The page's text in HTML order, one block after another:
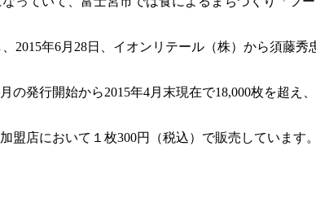
2015年6月28日、イオンリテール（株）から須藤秀
の発行開始から2015年4月末現在で18,000枚を超え
盟店において１枚300円（税込）で販売しています。